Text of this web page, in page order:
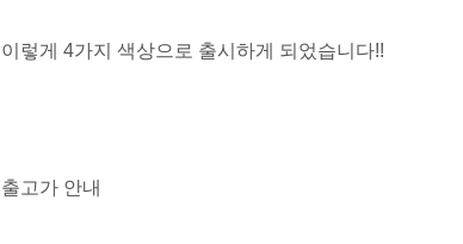
이렇게 4가지 색상으로 출시하게 되었습니다!!
출고가 안내